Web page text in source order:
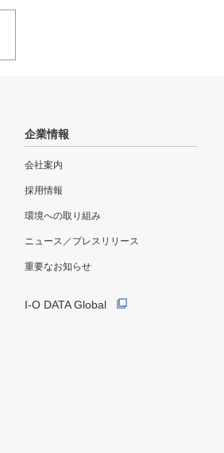
企業情報
会社案内
採用情報
環境への取り組み
ニュース／プレスリリース
重要なお知らせ
I-O DATA Global